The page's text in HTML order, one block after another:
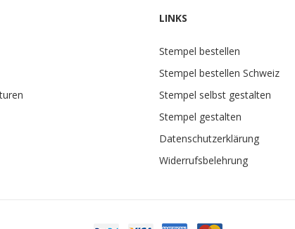
LINKS
Stempel bestellen
Stempel bestellen Schweiz
Stempel selbst gestalten
Stempel gestalten
Datenschutzerklärung
Widerrufsbelehrung